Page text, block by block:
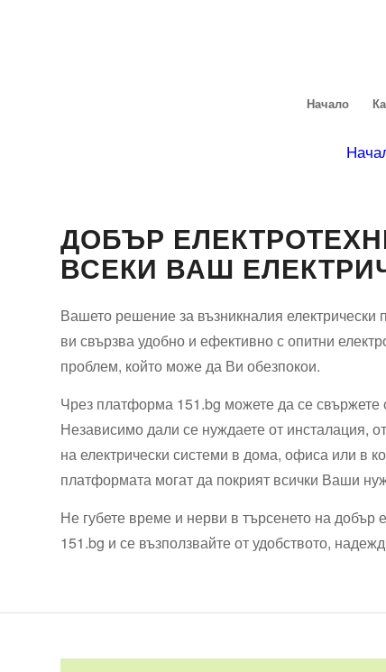
Начало
ДОБЪР
ВСЕКИ ВАШ
Вашето решение за възникналия
ви свързва удобно и ефективно с опитни
проблем, който може да Ви обезпокои.
Чрез платформа 151.bg можете да се свържете
Независимо дали се нуждаете от инсталация,
на електрически системи в дома, офиса или в
платформата могат да покрият всички Ваши
Не губете време и нерви в търсенето на
151.bg и се възползвайте от удобството,